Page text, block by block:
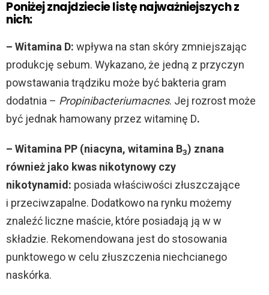
Poniżej znajdziecie listę najważniejszych z
nich:
– Witamina D: wpływa na stan skóry zmniejszając
produkcję sebum. Wykazano, że jedną z przyczyn
powstawania trądziku może być bakteria gram
dodatnia – Propinibacteriumacnes. Jej rozrost może
być jednak hamowany przez witaminę D.
– Witamina PP (niacyna, witamina B3) znana
również jako kwas nikotynowy czy
nikotynamid: posiada właściwości złuszczające
i przeciwzapalne. Dodatkowo na rynku możemy
znaleźć liczne maście, które posiadają ją w w
składzie. Rekomendowana jest do stosowania
punktowego w celu złuszczenia niechcianego
naskórka.